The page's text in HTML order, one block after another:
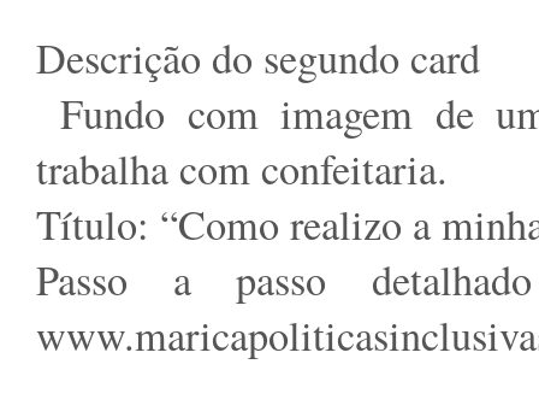
Descrição do segundo card
Fundo com imagem de
trabalha com confeitaria.
Título: “Como realizo a
Passo a passo